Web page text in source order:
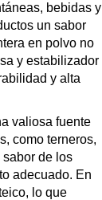
bebidas y
un sabor
en polvo no
y estabilizador
y alta
valiosa fuente
como terneros,
de los
adecuado. En
lo que